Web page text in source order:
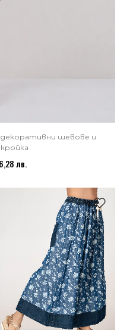
декоративни шевове и
лв.